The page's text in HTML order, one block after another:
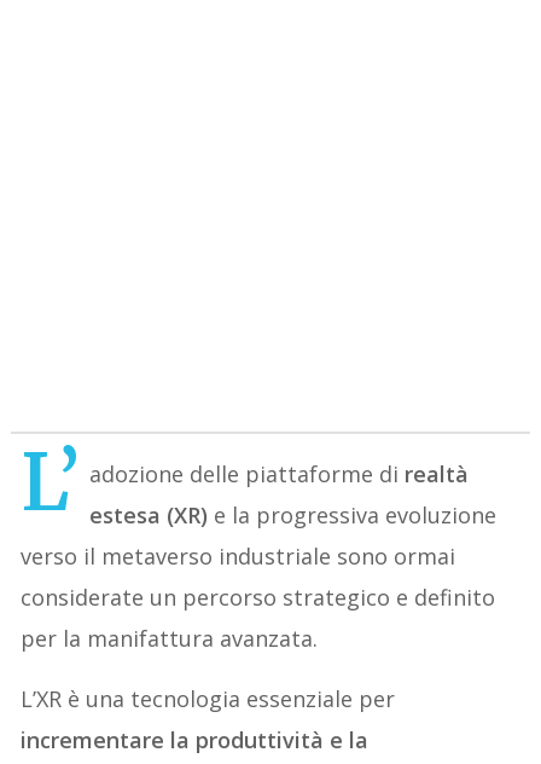
L’ adozione delle piattaforme di realtà
estesa (XR) e la progressiva evoluzione
verso il metaverso industriale sono ormai
considerate un percorso strategico e definito
per la manifattura avanzata.
L’XR è una tecnologia essenziale per
incrementare la produttività e la